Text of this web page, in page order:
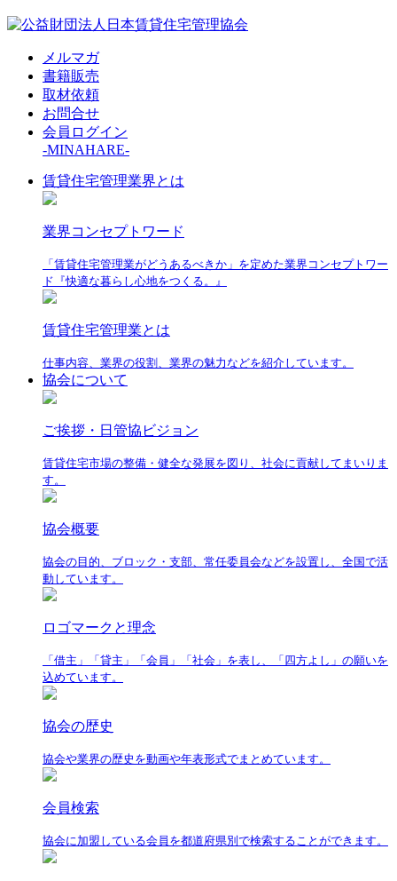
メルマガ
書籍販売
取材依頼
お問合せ
会員ログイン
-MINAHARE-
賃貸住宅管理業界とは
業界コンセプトワード
「賃貸住宅管理業がどうあるべきか」を定めた業界コンセプトワー
ド『快適な暮らし心地をつくる。』
賃貸住宅管理業とは
仕事内容、業界の役割、業界の魅力などを紹介しています。
協会について
ご挨拶・日管協ビジョン
賃貸住宅市場の整備・健全な発展を図り、社会に貢献してまいりま
す。
協会概要
協会の目的、ブロック・支部、常任委員会などを設置し、全国で活
動しています。
ロゴマークと理念
「借主」「貸主」「会員」「社会」を表し、「四方よし」の願いを
込めています。
協会の歴史
協会や業界の歴史を動画や年表形式でまとめています。
会員検索
協会に加盟している会員を都道府県別で検索することができます。